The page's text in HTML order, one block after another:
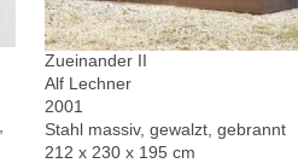
Zueinander II
Alf Lechner
2001
Stahl massiv, gewalzt, gebrannt
212 x 230 x 195 cm